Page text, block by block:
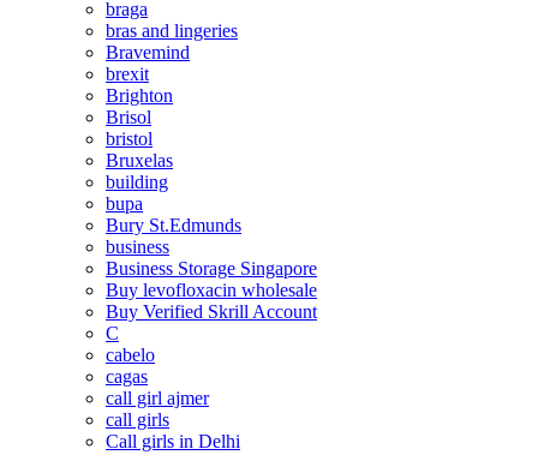
braga
bras and lingeries
Bravemind
brexit
Brighton
Brisol
bristol
Bruxelas
building
bupa
Bury St.Edmunds
business
Business Storage Singapore
Buy levofloxacin wholesale
Buy Verified Skrill Account
C
cabelo
cagas
call girl ajmer
call girls
Call girls in Delhi